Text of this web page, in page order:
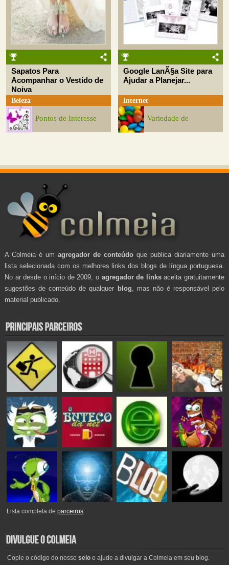
Sapatos Para
Acompanhar o Vestido de
Noiva
Beleza
Pontos de Interesse
Google LanÃ§a Site para
Ajudar a Planejar...
Internet
Variedade de
A Colmeia é um agregador de conteúdo que publica diariamente uma
lista selecionada com os melhores links dos blogs de língua portuguesa.
No ar desde o início de 2009, o agregador de linksaceita gratuitamente
sugestões de conteúdo de qualquer blog , mas não é responsável pelo
material publicado.
Lista completa deparceiros.
Copie o código do nosso seloe ajude a divulgar a Colmeia em seu blog.